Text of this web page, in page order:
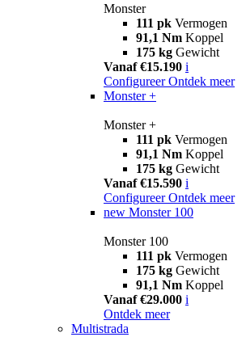
Monster
111 pk Vermogen
91,1 Nm Koppel
175 kg Gewicht
Vanaf €15.190 i
Configureer Ontdek meer
Monster +
Monster +
111 pk Vermogen
91,1 Nm Koppel
175 kg Gewicht
Vanaf €15.590 i
Configureer Ontdek meer
new Monster 100
Monster 100
111 pk Vermogen
175 kg Gewicht
91,1 Nm Koppel
Vanaf €29.000 i
Ontdek meer
Multistrada